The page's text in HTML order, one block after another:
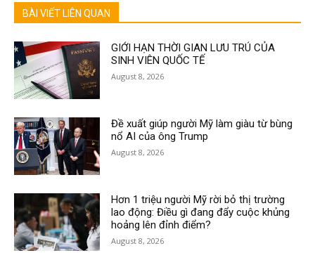
BÀI VIẾT LIÊN QUAN
GIỚI HẠN THỜI GIAN LƯU TRÚ CỦA
SINH VIÊN QUỐC TẾ
August 8, 2026
Đề xuất giúp người Mỹ làm giàu từ bùng
nổ AI của ông Trump
August 8, 2026
Hơn 1 triệu người Mỹ rời bỏ thị trường
lao động: Điều gì đang đẩy cuộc khủng
hoảng lên đỉnh điểm?
August 8, 2026